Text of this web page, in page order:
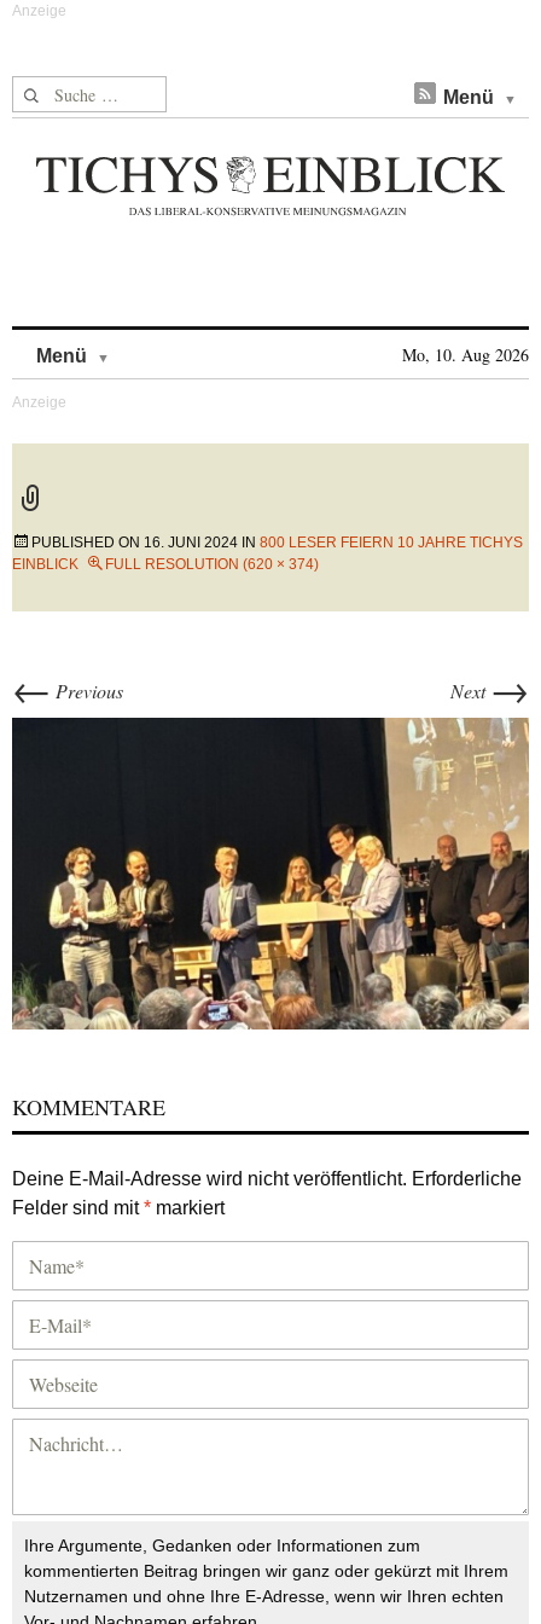
Suche nach: Menü
Menü Mo, 10. Aug 2026
PUBLISHED ON 16. JUNI 2024 IN 800 LESER FEIERN 10 JAHRE TICHYS
EINBLICK
FULL RESOLUTION (620 × 374)
← Previous Next →
KOMMENTARE
Deine E-Mail-Adresse wird nicht veröffentlicht. Erforderliche
Felder sind mit* markiert
Ihre Argumente, Gedanken oder Informationen zum
kommentierten Beitrag bringen wir ganz oder gekürzt mit Ihrem
Nutzernamen und ohne Ihre E-Adresse, wenn wir Ihren echten